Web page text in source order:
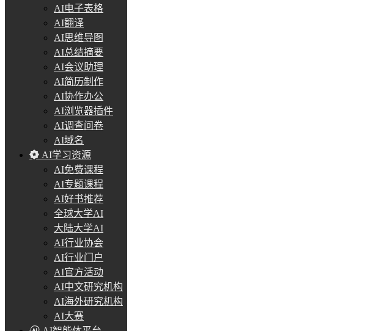
AI电子表格
AI翻译
AI思维导图
AI总结摘要
AI会议助理
AI简历制作
AI协作办公
AI浏览器插件
AI调查问卷
AI域名
AI学习资源
AI免费课程
AI专题课程
AI好书推荐
全球大学AI
大陆大学AI
AI行业协会
AI行业门户
AI官方活动
AI中文研究机构
AI海外研究机构
AI大赛